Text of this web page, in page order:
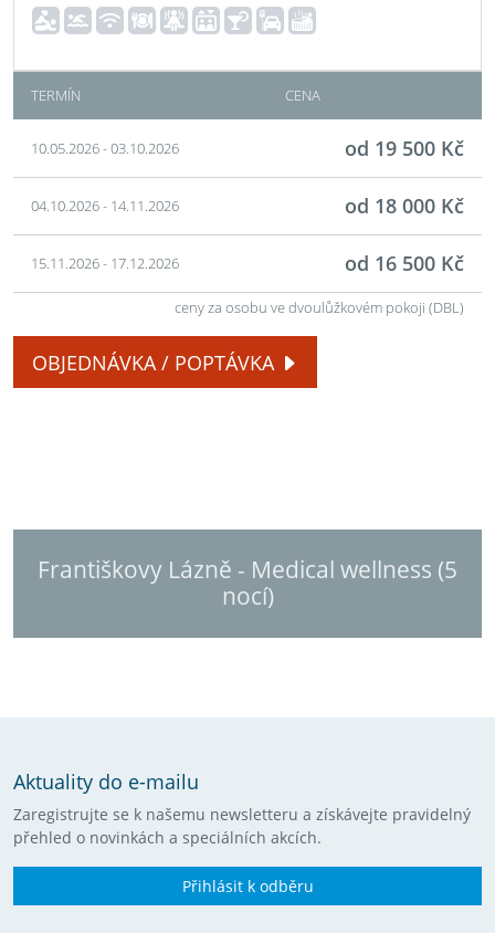
TERMÍN CENA
10.05.2026 - 03.10.2026 od 19 500 Kč
04.10.2026 - 14.11.2026 od 18 000 Kč
15.11.2026 - 17.12.2026 od 16 500 Kč
ceny za osobu ve dvoulůžkovém pokoji (DBL)
OBJEDNÁVKA / POPTÁVKA
Františkovy Lázně - Medical wellness (5
nocí)
Aktuality do e-mailu
Zaregistrujte se k našemu newsletteru a získávejte pravidelný
přehled o novinkách a speciálních akcích.
Přihlásit k odběru